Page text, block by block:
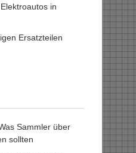
in
Ersatzteilen
Sammler über
sollten